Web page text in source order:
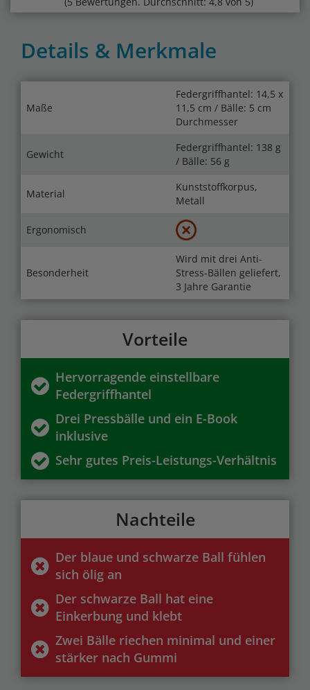
Details & Merkmale
Maße
Federgriffhantel: 14,5 x
11,5 cm / Bälle: 5 cm
Durchmesser
Gewicht
Federgriffhantel: 138 g
/ Bälle: 56 g
Material
Kunststoffkorpus,
Metall
Ergonomisch
Besonderheit
Wird mit drei Anti-
Stress-Bällen geliefert,
3 Jahre Garantie
Vorteile
Hervorragende einstellbare
Federgriffhantel
Drei Pressbälle und ein E-Book
inklusive
Sehr gutes Preis-Leistungs-Verhältnis
Nachteile
Der blaue und schwarze Ball fühlen
sich ölig an
Der schwarze Ball hat eine
Einkerbung und klebt
Zwei Bälle riechen minimal und einer
stärker nach Gummi